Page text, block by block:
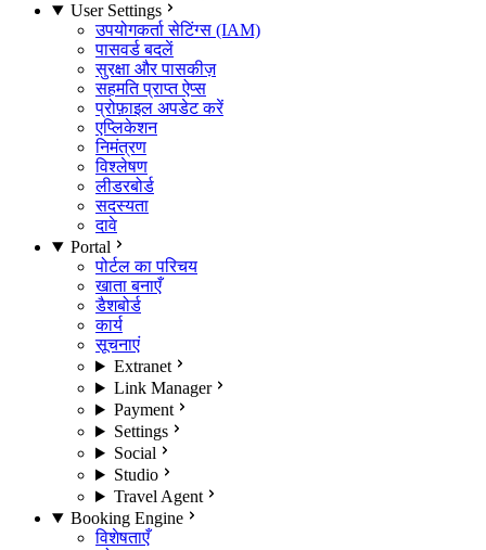
User Settings
उपयोगकर्ता सेटिंग्स (IAM)
पासवर्ड बदलें
सुरक्षा और पासकीज़
सहमति प्राप्त ऐप्स
प्रोफ़ाइल अपडेट करें
एप्लिकेशन
निमंत्रण
विश्लेषण
लीडरबोर्ड
सदस्यता
दावे
Portal
पोर्टल का परिचय
खाता बनाएँ
डैशबोर्ड
कार्य
सूचनाएं
Extranet
Link Manager
Payment
Settings
Social
Studio
Travel Agent
Booking Engine
विशेषताएँ